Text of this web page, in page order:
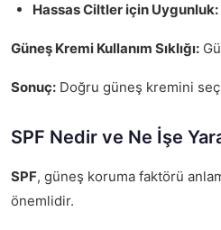
Hassas Ciltler için Uygunluk:
Güneş Kremi Kullanım Sıklığı:
Sonuç: Doğru güneş kremini
SPF Nedir ve Ne İşe
SPF, güneş koruma faktörü
önemlidir.